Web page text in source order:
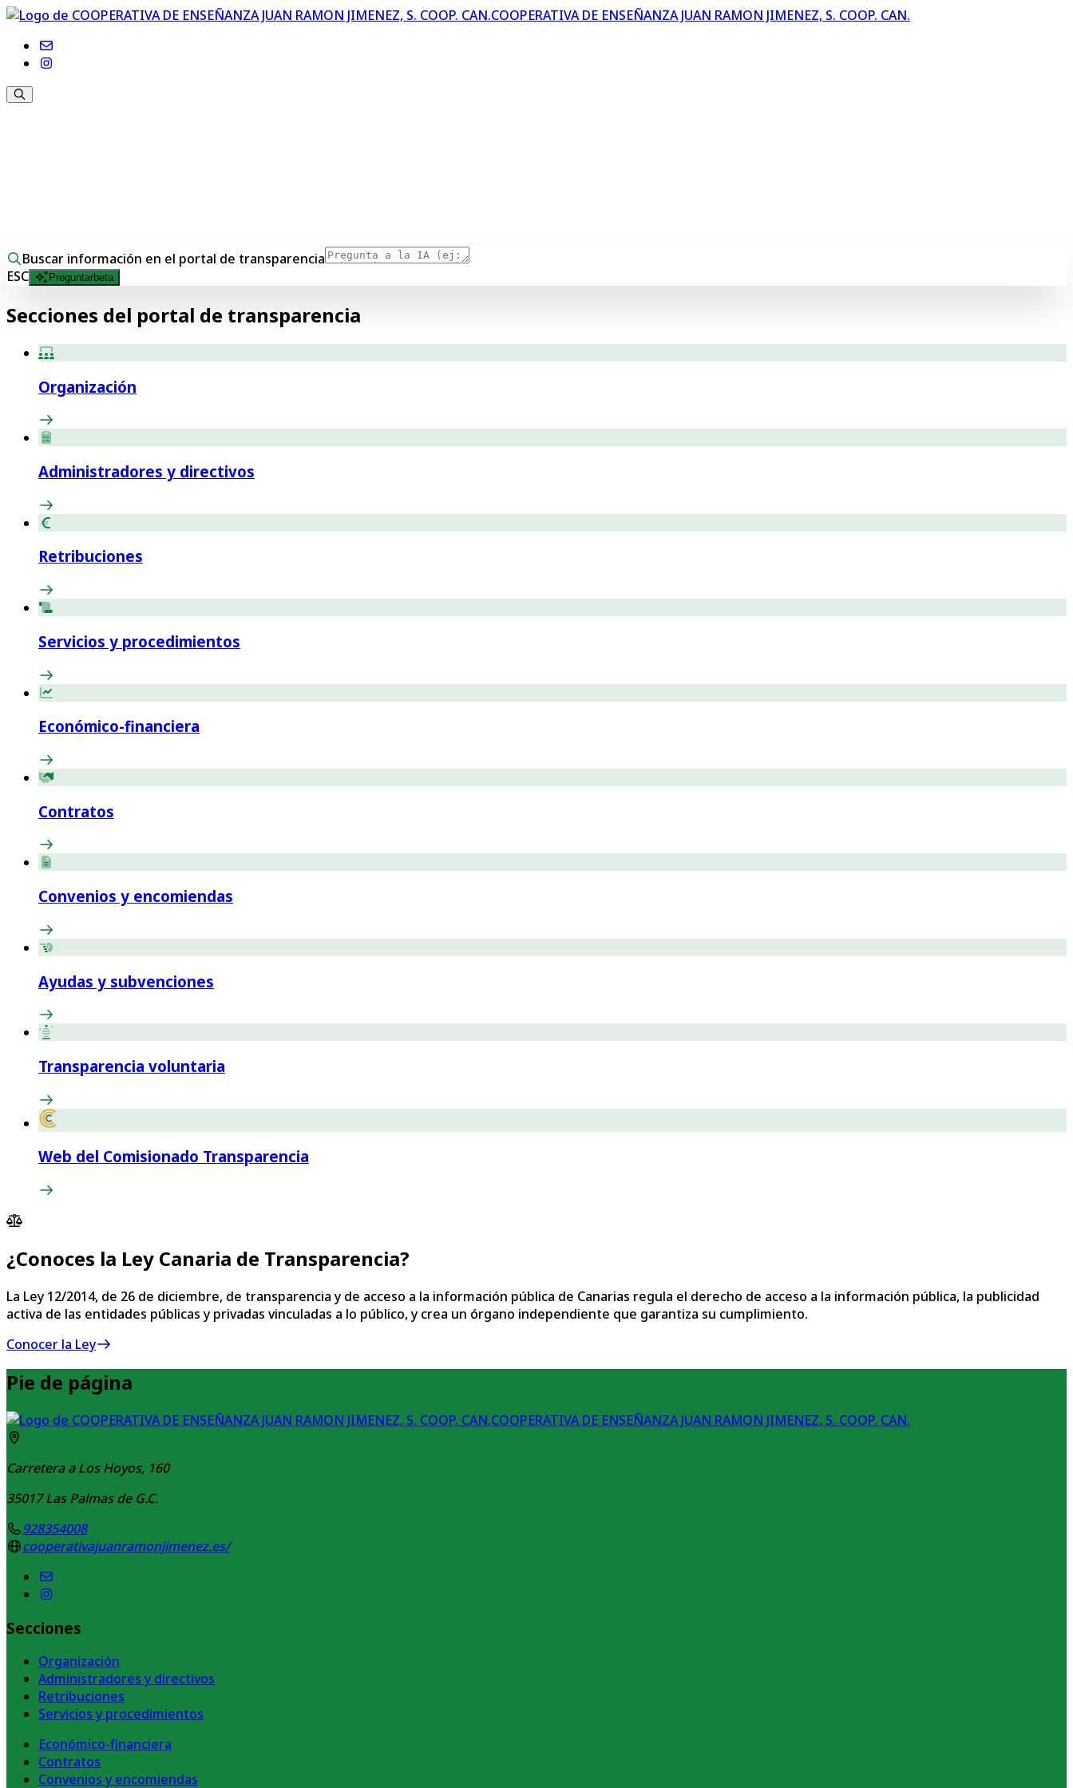
COOPERATIVA DE ENSEÑANZA JUAN RAMON JIMENEZ, S. COOP. CAN.
Buscar información en el portal de transparencia
ESC
Preguntarbeta
Secciones del portal de transparencia
Organización
Administradores y directivos
Retribuciones
Servicios y procedimientos
Económico-financiera
Contratos
Convenios y encomiendas
Ayudas y subvenciones
Transparencia voluntaria
Web del Comisionado Transparencia
¿Conoces la Ley Canaria de Transparencia?
La Ley 12/2014, de 26 de diciembre, de transparencia y de acceso a la información pública de Canarias regula el derecho de acceso a la información pública, la publicidad
activa de las entidades públicas y privadas vinculadas a lo público, y crea un órgano independiente que garantiza su cumplimiento.
Conocer la Ley
Pie de página
COOPERATIVA DE ENSEÑANZA JUAN RAMON JIMENEZ, S. COOP. CAN.
Carretera a Los Hoyos, 160
35017 Las Palmas de G.C.
928354008
cooperativajuanramonjimenez.es/
Secciones
Organización
Administradores y directivos
Retribuciones
Servicios y procedimientos
Económico-financiera
Contratos
Convenios y encomiendas